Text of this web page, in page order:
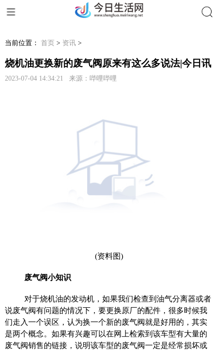
当前位置： 首页 > 资讯 >
烧机油更换新的废气阀原来有这么多说法|今日讯
2023-07-04 14:34:21 来源：哔哩哔哩
(资料图)
废气阀小知识
对于烧机油的发动机，如果我们检查到油气分离器或者
说废气阀有问题的情况下，要更换原厂的配件，很多时候我
们走入一个误区，认为换一个新的废气阀就是好用的，其实
是两个概念。如果有兴趣可以在网上检索到该车型有大量的
废气阀销售的链接，说明该车型的废气阀一定是经常损坏或